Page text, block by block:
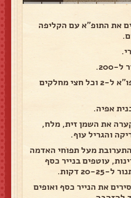
את התופ״א עם הקליפה
200.
חוצים כל תפו״א ל-2 וכל חצי מחלקים
אפיה.
את השמן זית, מלח,
והגריל עוף.
מעל תפוחי האדמה
עוטפים בנייר כסף
25 דקות.
את הנייר כסף ואופים